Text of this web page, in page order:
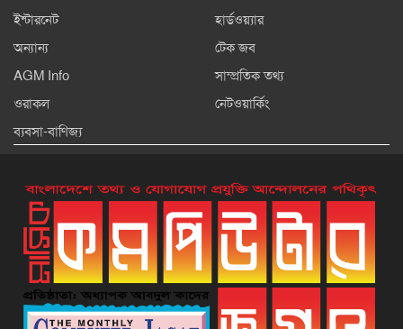
ইন্টারনেট
হার্ডওয়্যার
অন্যান্য
টেক জব
AGM Info
সাম্প্রতিক তথ্য
ওরাকল
নেটওয়ার্কিং
ব্যবসা-বাণিজ্য